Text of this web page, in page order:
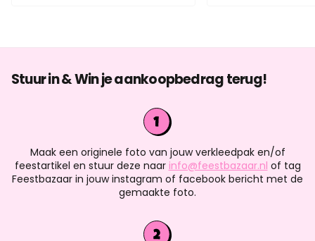
Stuur in & Win je aankoopbedrag terug!
Maak een originele foto van jouw verkleedpak en/of
feestartikel en stuur deze naar info@feestbazaar.nl of tag
Feestbazaar in jouw instagram of facebook bericht met de
gemaakte foto.